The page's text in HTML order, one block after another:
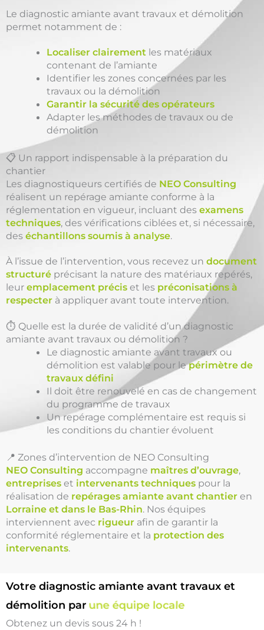
Le diagnostic amiante avant travaux et démolition
permet notamment de :
Localiser clairement les matériaux
contenant de l’amiante
Identifier les zones concernées par les
travaux ou la démolition
Garantir la sécurité des opérateurs
Adapter les méthodes de travaux ou de
démolition
📋 Un rapport indispensable à la préparation du
chantier
Les diagnostiqueurs certifiés de NEO Consulting
réalisent un repérage amiante conforme à la
réglementation en vigueur, incluant des examens
techniques, des vérifications ciblées et, si nécessaire,
des échantillons soumis à analyse.
À l’issue de l’intervention, vous recevez un document
structuré précisant la nature des matériaux repérés,
leur emplacement précis et les préconisations à
respecter à appliquer avant toute intervention.
⏱️ Quelle est la durée de validité d’un diagnostic
amiante avant travaux ou démolition ?
Le diagnostic amiante avant travaux ou
démolition est valable pour lepérimètre de
travaux défini
Il doit être renouvelé en cas de changement
du programme de travaux
Un repérage complémentaire est requis si
les conditions du chantier évoluent
📍 Zones d’intervention de NEO Consulting
NEO Consulting accompagne maîtres d’ouvrage,
entreprises et intervenants techniques pour la
réalisation de repérages amiante avant chantier en
Lorraine et dans le Bas-Rhin. Nos équipes
interviennent avec rigueur afin de garantir la
conformité réglementaire et la protection des
intervenants.
Votre diagnostic amiante avant travaux et
démolition par une équipe locale
Obtenez un devis sous 24 h !